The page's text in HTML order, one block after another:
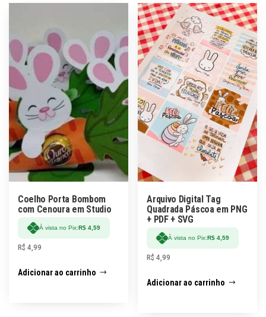
Coelho Porta Bombom
com Cenoura em Studio
À vista no Pix:R$ 4,59
R$ 4,99
Adicionar ao carrinho
Arquivo Digital Tag
Quadrada Páscoa em PNG
+ PDF + SVG
À vista no Pix:R$ 4,59
R$ 4,99
Adicionar ao carrinho